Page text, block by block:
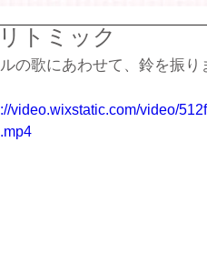
トミック
の歌にあわせて、鈴を振り
video.wixstatic.com/video/